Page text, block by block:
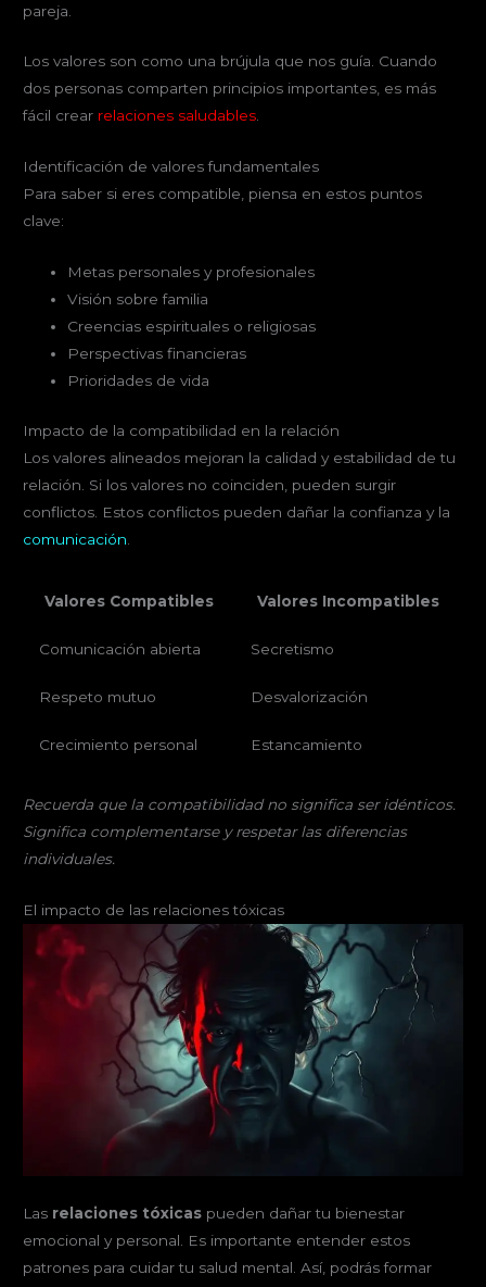
pareja.
Los valores son como una brújula que nos guía. Cuando
dos personas comparten principios importantes, es más
fácil crear relaciones saludables.
Identificación de valores fundamentales
Para saber si eres compatible, piensa en estos puntos
clave:
Metas personales y profesionales
Visión sobre familia
Creencias espirituales o religiosas
Perspectivas financieras
Prioridades de vida
Impacto de la compatibilidad en la relación
Los valores alineados mejoran la calidad y estabilidad de tu
relación. Si los valores no coinciden, pueden surgir
conflictos. Estos conflictos pueden dañar la confianza y la
comunicación
Valores Compatibles Valores Incompatibles
Comunicación abierta Secretismo
Respeto mutuo Desvalorización
Crecimiento personal Estancamiento
Recuerda que la compatibilidad no significa ser idénticos.
Significa complementarse y respetar las diferencias
individuales.
El impacto de las relaciones tóxicas
Las relaciones tóxicas pueden dañar tu bienestar
emocional y personal. Es importante entender estos
patrones para cuidar tu salud mental. Así, podrás formar